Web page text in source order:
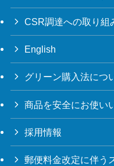
CSR調達への取り組
English
グリーン購入法につ
商品を安全にお使い
採用情報
郵便料金改定に伴う